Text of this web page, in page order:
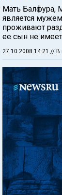
Мать Балфура,
является
проживают
ее сын не
27.10.2008 14:21 // В